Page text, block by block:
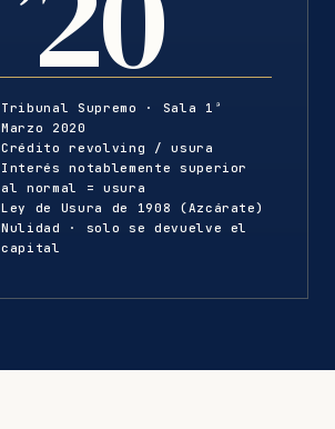
Tribunal Supremo · Sala 1ª
Marzo 2020
Crédito revolving / usura
Interés notablemente superior
al normal = usura
Ley de Usura de 1908 (Azcárate)
Nulidad · solo se devuelve el
capital